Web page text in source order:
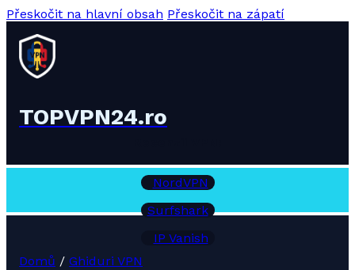
Přeskočit na hlavní obsah Přeskočit na zápatí
TOPVPN24.ro
NordVPN
Surfshark
IP Vanish
Domů / Ghiduri VPN